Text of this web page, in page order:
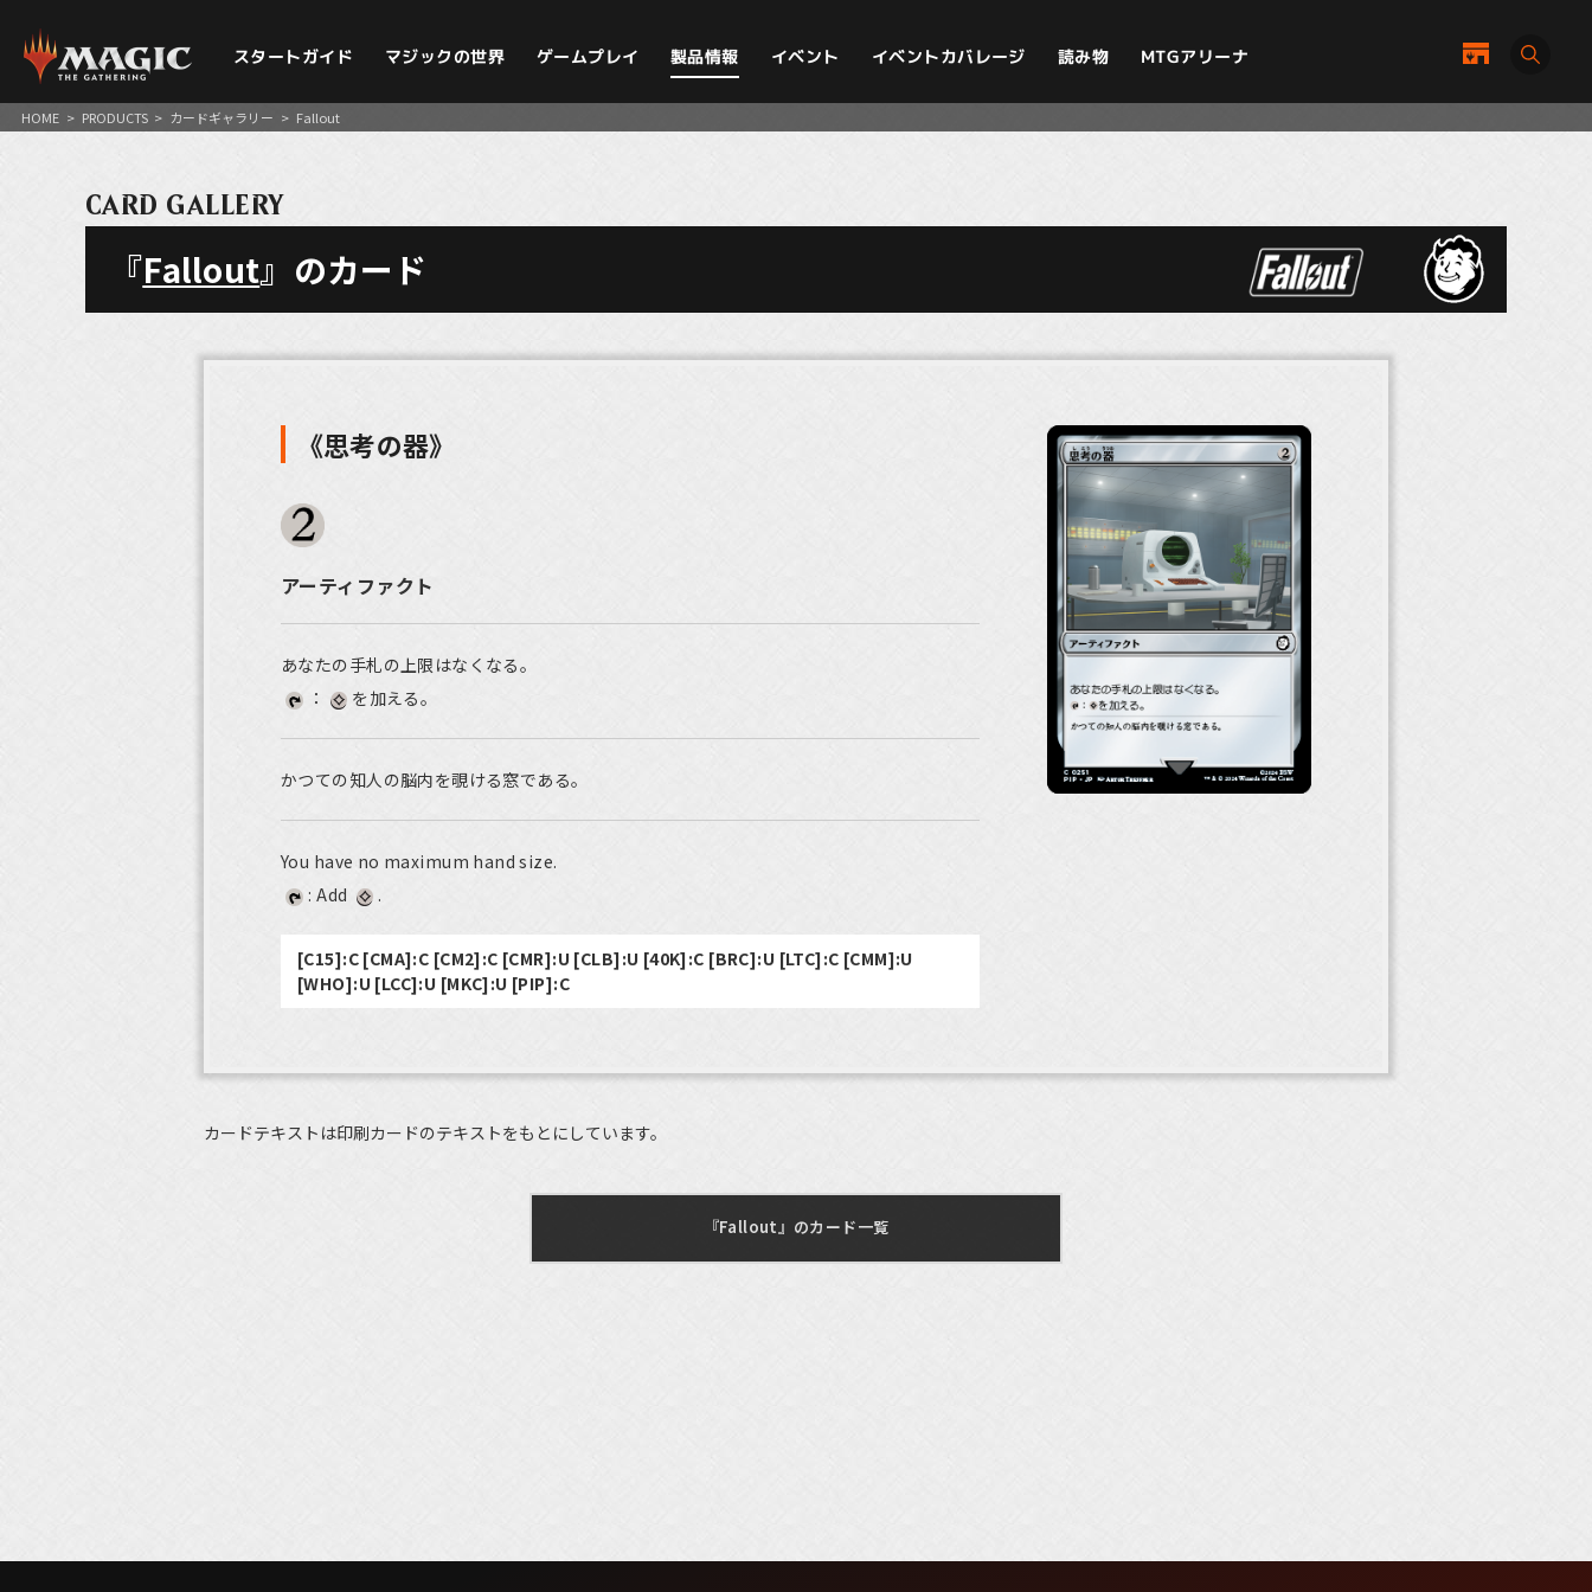
スタートガイド マジックの世界 ゲームプレイ 製品情報 イベント イベントカバレージ 読み物 MTGアリーナ
HOME > PRODUCTS > カードギャラリー > Fallout
CARD GALLERY
『Fallout』のカード
《思考の器》
アーティファクト
あなたの手札の上限はなくなる。
：
を加える。
かつての知人の脳内を覗ける窓である。
You have no maximum hand size.
: Add
.
[C15]:C [CMA]:C [CM2]:C [CMR]:U [CLB]:U [40K]:C [BRC]:U [LTC]:C [CMM]:U
[WHO]:U [LCC]:U [MKC]:U [PIP]:C
カードテキストは印刷カードのテキストをもとにしています。
『Fallout』のカード一覧